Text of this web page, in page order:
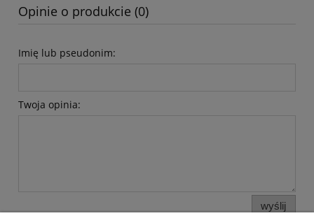
Opinie o produkcie (0)
Imię lub pseudonim:
Twoja opinia:
wyślij